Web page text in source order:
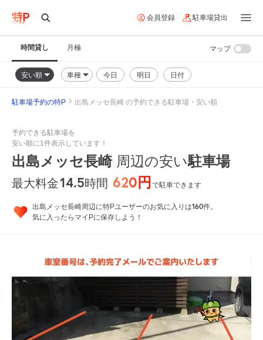
会員登録 駐車場貸出
時間貸し 月極
安い順 車種 今日 明日 日付
マップ
駐車場予約の特P 出島メッセ長崎 の予約できる駐車場・安い順
予約できる駐車場を
安い順に1件表示しています！
出島メッセ長崎周辺の安い駐車場
最大料金14.5時間 620円で駐車できます
出島メッセ長崎周辺に特Pユーザーのお気に入りは160件。
気に入ったらマイPに保存しよう！